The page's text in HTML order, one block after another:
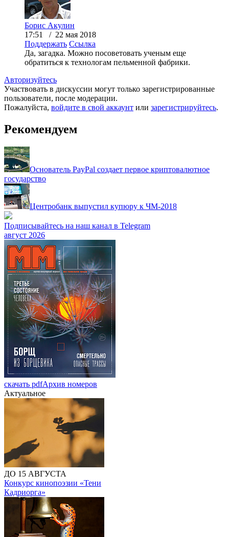
Борис Акулин
17:51 / 22 мая 2018
Поддержать Ссылка
Да, загадка. Можно посоветовать ученым еще
обратиться к технологам пельменной фабрики.
Авторизуйтесь
Участвовать в дискуссии могут только зарегистрированные
пользователи, после модерации.
Пожалуйста, войдите в свой аккаунт или зарегистрируйтесь.
Рекомендуем
Основатель PayPal создает первое криптовалютное
государство
Центробанк выпустил купюру к ЧМ-2018
Подписывайтесь на наш канал в Telegram
август 2026
скачать pdfАрхив номеров
Актуальное
ДО 15 АВГУСТА
Конкурс кинопоэзии «Тени
Кадриорга»